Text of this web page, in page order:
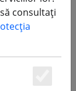
FPV
consultați